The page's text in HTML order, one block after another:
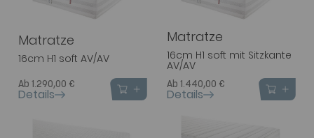
Matratze
16cm H1 soft AV/AV
Ab 1.290,00 €
Details
Matratze
16cm H1 soft mit Sitzkante
AV/AV
Ab 1.440,00 €
Details